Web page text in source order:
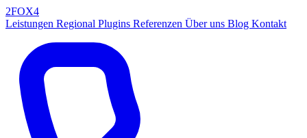
2FOX4
Leistungen Regional Plugins Referenzen Über uns Blog Kontakt